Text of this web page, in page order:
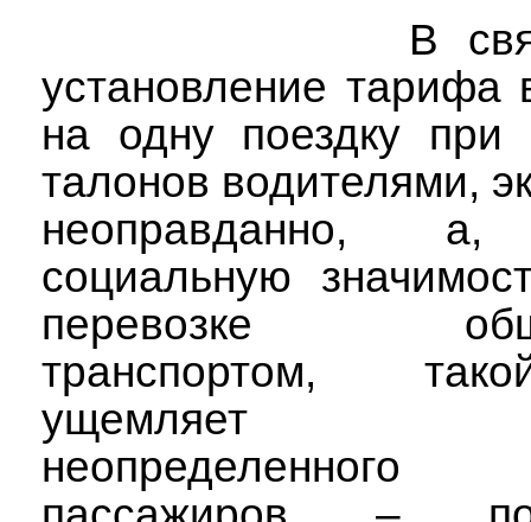
В
установление тарифа
на одну поездку при
талонов водителями,
неоправданно, а,
социальную
перевозке
транспортом,
ущемляет